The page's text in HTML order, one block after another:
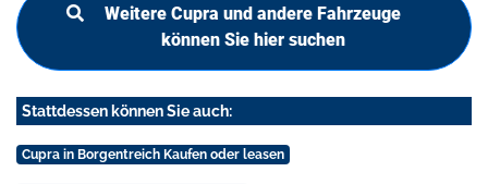
Weitere Cupra und andere Fahrzeuge
können Sie hier suchen
Stattdessen können Sie auch:
Cupra in Borgentreich Kaufen oder leasen